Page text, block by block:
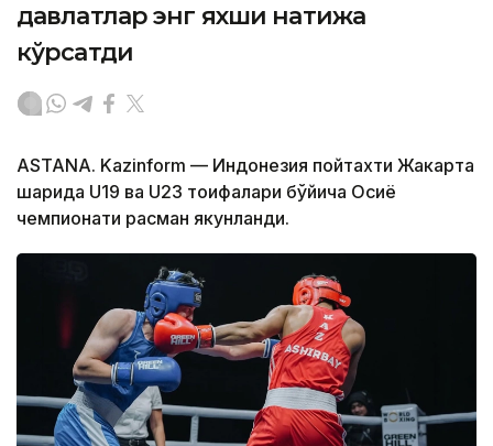
давлатлар энг яхши натижа
кўрсатди
ASTANA. Kazinform — Индонезия пойтахти Жакарта
шаҳрида U19 ва U23 тоифалари бўйича Осиё
чемпионати расман якунланди.